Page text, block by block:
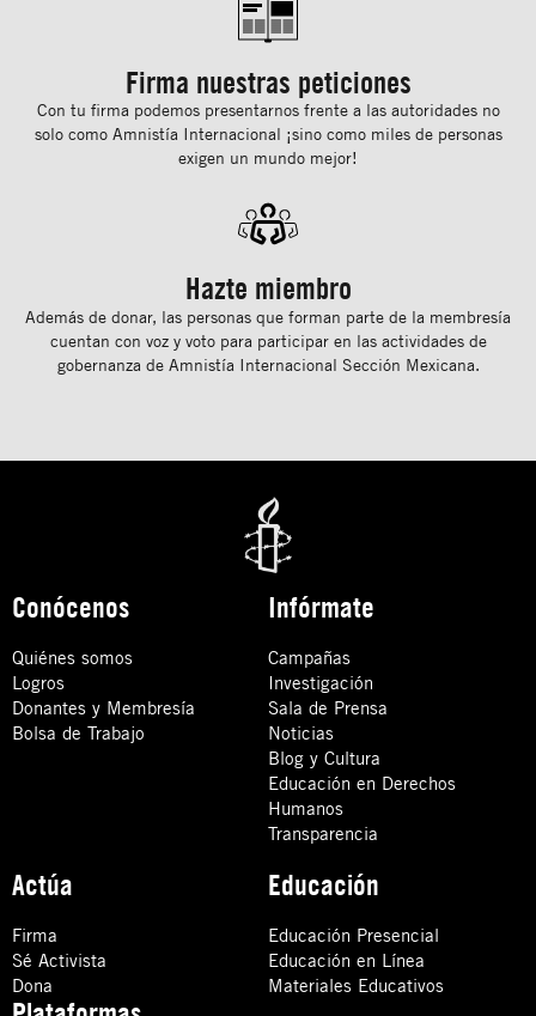
Firma nuestras peticiones
Con tu ﬁrma podemos presentarnos frente a las autoridades no
solo como Amnistía Internacional ¡sino como miles de personas
exigen un mundo mejor!
Hazte miembro
Además de donar, las personas que forman parte de la membresía
cuentan con voz y voto para participar en las actividades de
gobernanza de Amnistía Internacional Sección Mexicana.
Conócenos
Quiénes somos
Logros
Donantes y Membresía
Bolsa de Trabajo
Infórmate
Campañas
Investigación
Sala de Prensa
Noticias
Blog y Cultura
Educación en Derechos
Humanos
Transparencia
Actúa
Firma
Sé Activista
Dona
Educación
Educación Presencial
Educación en Línea
Materiales Educativos